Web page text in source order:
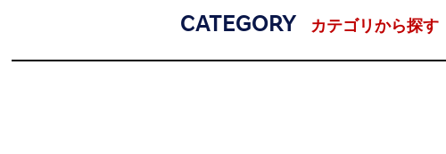
CATEGORY カテゴリから探す